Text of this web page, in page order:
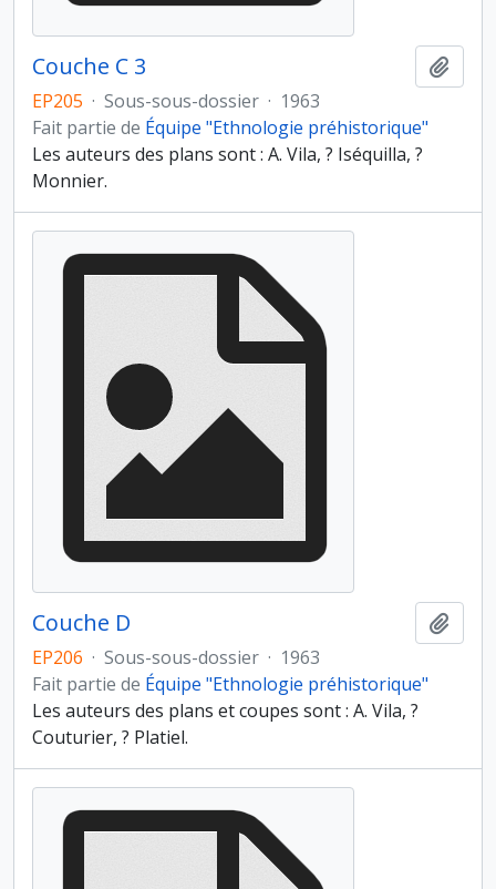
Couche C 3
EP205 · Sous-sous-dossier · 1963
Fait partie de Équipe "Ethnologie préhistorique"
Les auteurs des plans sont : A. Vila, ? Iséquilla, ?
Monnier.
Couche D
EP206 · Sous-sous-dossier · 1963
Fait partie de Équipe "Ethnologie préhistorique"
Les auteurs des plans et coupes sont : A. Vila, ?
Couturier, ? Platiel.